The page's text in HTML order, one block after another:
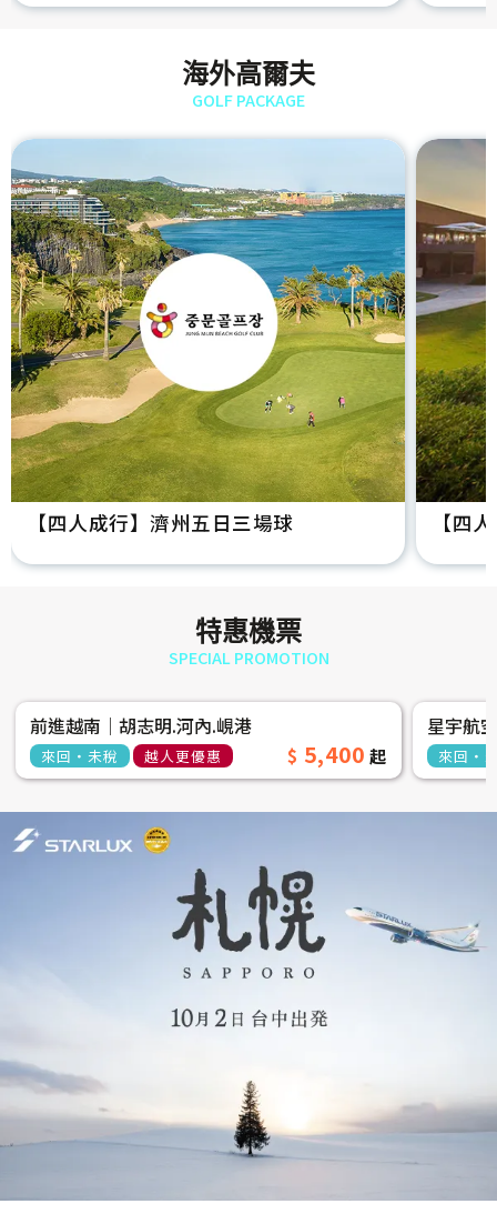
海外高爾夫
GOLF PACKAGE
【四人成行】濟州五日三場球 【四
特惠機票
SPECIAL PROMOTION
前進越南│胡志明.河內.峴港
來回‧未稅 越人更優惠 5,400
星宇航
來回‧